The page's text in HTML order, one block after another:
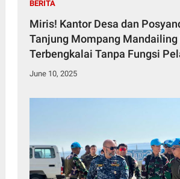
BERITA
Miris! Kantor Desa dan
Tanjung Mompang Mandailing
Terbengkalai Tanpa Fungsi
June 10, 2025